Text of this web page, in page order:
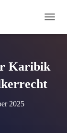
A
A
Karibik
2025